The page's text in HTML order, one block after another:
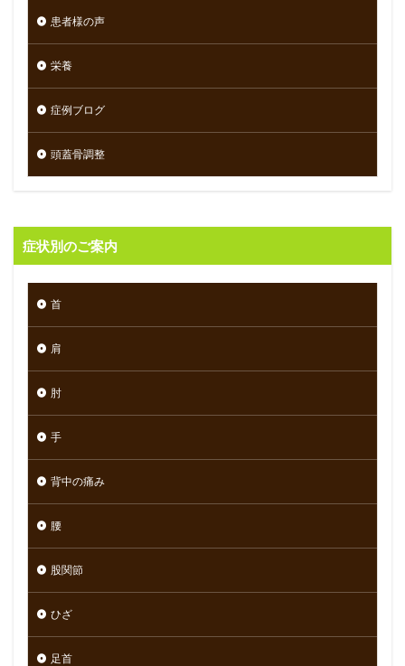
患者様の声
栄養
症例ブログ
頭蓋骨調整
症状別のご案内
首
肩
肘
手
背中の痛み
腰
股関節
ひざ
足首